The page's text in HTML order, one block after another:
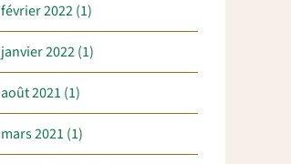
février 2022 (1)
janvier 2022 (1)
août 2021 (1)
mars 2021 (1)